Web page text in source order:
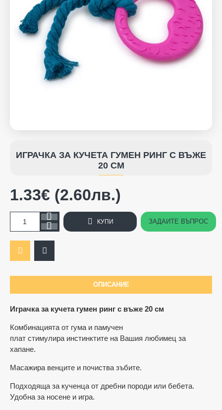
ИГРАЧКА ЗА КУЧЕТА ГУМЕН РИНГ С ВЪЖЕ
20 СМ
ОПИСАНИЕ
Играчка за кучета гумен ринг с въже 20 см
Комбинацията от гума и памучен
плат стимулира инстинктите на Вашия любимец за
хапане.
Масажира венците и почиства зъбите.
Подходяща за кученца от дребни породи или бебета.
Удобна за носене и игра.
1.33€ (2.60лв.)
КУПИ ЗАДАЙТЕ ВЪПРОС